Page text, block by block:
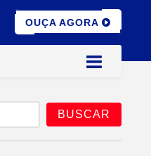
OUÇA AGORA
BUSCAR